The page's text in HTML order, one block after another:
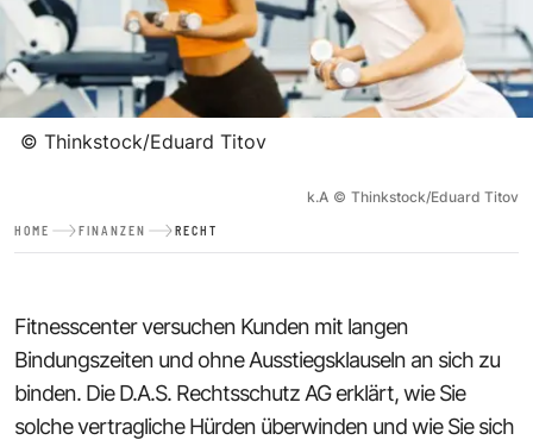
© Thinkstock/Eduard Titov
k.A © Thinkstock/Eduard Titov
HOME FINANZEN RECHT
Fitnesscenter versuchen Kunden mit langen
Bindungszeiten und ohne Ausstiegsklauseln an sich zu
binden. Die D.A.S. Rechtsschutz AG erklärt, wie Sie
solche vertragliche Hürden überwinden und wie Sie sich